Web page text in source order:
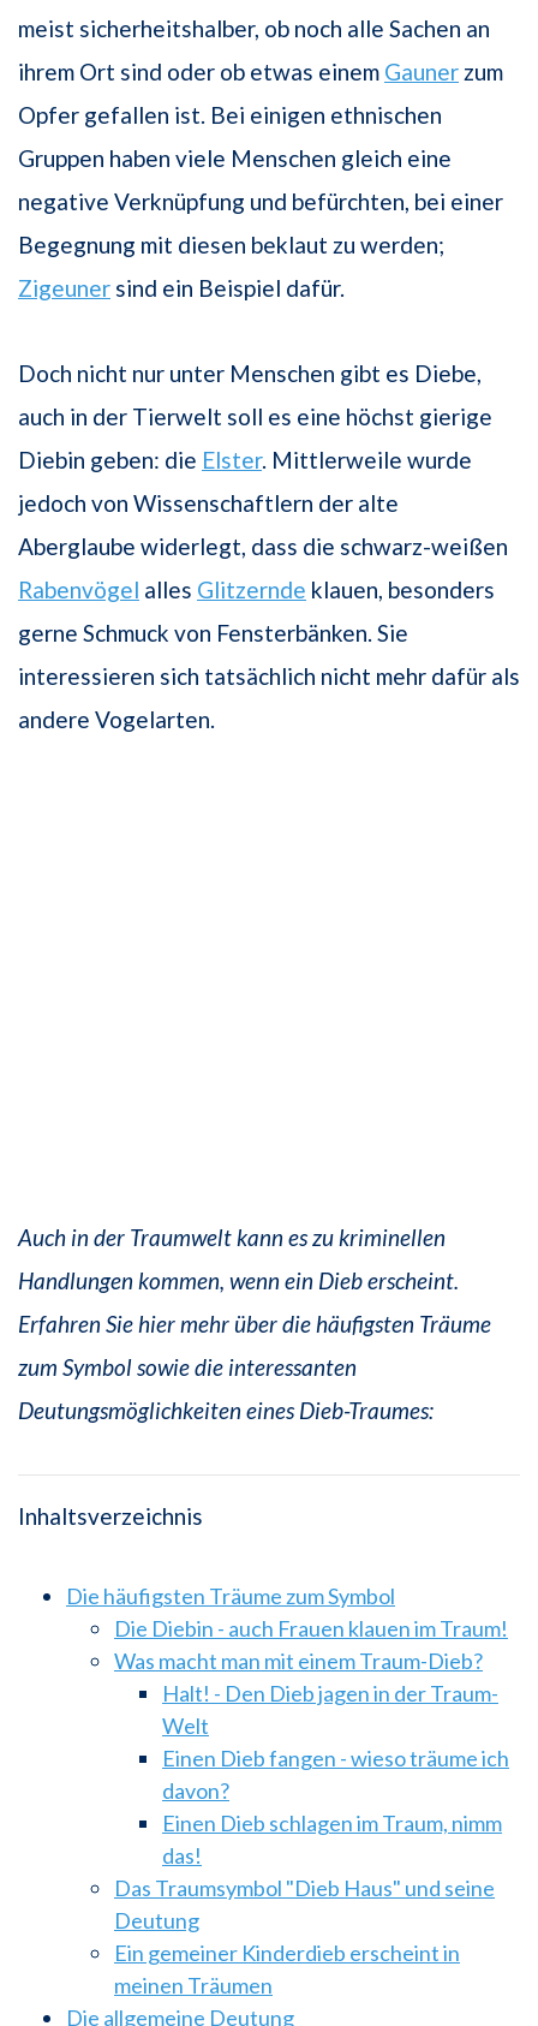
meist sicherheitshalber, ob noch alle Sachen an
ihrem Ort sind oder ob etwas einem Gauner zum
Opfer gefallen ist. Bei einigen ethnischen
Gruppen haben viele Menschen gleich eine
negative Verknüpfung und befürchten, bei einer
Begegnung mit diesen beklaut zu werden;
Zigeuner sind ein Beispiel dafür.
Doch nicht nur unter Menschen gibt es Diebe,
auch in der Tierwelt soll es eine höchst gierige
Diebin geben: die Elster. Mittlerweile wurde
jedoch von Wissenschaftlern der alte
Aberglaube widerlegt, dass die schwarz-weißen
Rabenvögel alles Glitzernde klauen, besonders
gerne Schmuck von Fensterbänken. Sie
interessieren sich tatsächlich nicht mehr dafür als
andere Vogelarten.
Auch in der Traumwelt kann es zu kriminellen
Handlungen kommen, wenn ein Dieb erscheint.
Erfahren Sie hier mehr über die häufigsten Träume
zum Symbol sowie die interessanten
Deutungsmöglichkeiten eines Dieb-Traumes:
Inhaltsverzeichnis
Die häufigsten Träume zum Symbol
Die Diebin - auch Frauen klauen im Traum!
Was macht man mit einem Traum-Dieb?
Halt! - Den Dieb jagen in der Traum-
Welt
Einen Dieb fangen - wieso träume ich
davon?
Einen Dieb schlagen im Traum, nimm
das!
Das Traumsymbol "Dieb Haus" und seine
Deutung
Ein gemeiner Kinderdieb erscheint in
meinen Träumen
Die allgemeine Deutung